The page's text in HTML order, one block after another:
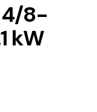
4/8-
kW